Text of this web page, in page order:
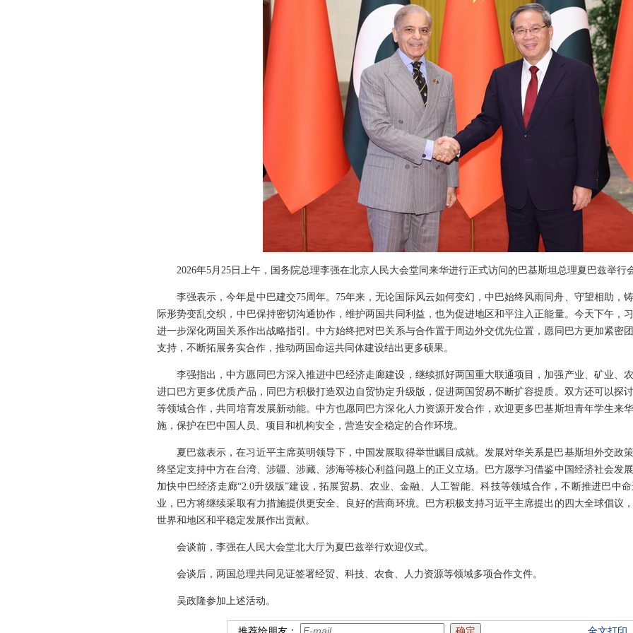
2026年5月25日上午，国务院总理李强在北京人民大会堂同来华进行正式访问的巴基斯坦总理夏巴兹举行
李强表示，今年是中巴建交75周年。75年来，无论国际风云如何变幻，中巴始终风雨同舟、守望相助，
际形势变乱交织，中巴保持密切沟通协作，维护两国共同利益，也为促进地区和平注入正能量。今天下午，
进一步深化两国关系作出战略指引。中方始终把对巴关系与合作置于周边外交优先位置，愿同巴方更加紧密
支持，不断拓展务实合作，推动两国命运共同体建设结出更多硕果。
李强指出，中方愿同巴方深入推进中巴经济走廊建设，继续抓好两国重大联通项目，加强产业、矿业、
进口巴方更多优质产品，同巴方积极打造双边自贸协定升级版，促进两国贸易不断扩容提质。双方还可以探
等领域合作，共同培育发展新动能。中方也愿同巴方深化人力资源开发合作，欢迎更多巴基斯坦青年学生来
施，保护在巴中国人员、项目和机构安全，营造安全稳定的合作环境。
夏巴兹表示，在习近平主席英明领导下，中国发展取得举世瞩目成就。发展对华关系是巴基斯坦外交政
终坚定支持中方在台湾、涉疆、涉藏、涉海等核心利益问题上的正义立场。巴方愿学习借鉴中国经济社会发
加快中巴经济走廊“2.0升级版”建设，拓展贸易、农业、金融、人工智能、科技等领域合作，不断推进巴中
业，巴方将继续采取有力措施提供更安全、良好的营商环境。巴方积极支持习近平主席提出的四大全球倡议
世界和地区和平稳定发展作出贡献。
会谈前，李强在人民大会堂北大厅为夏巴兹举行欢迎仪式。
会谈后，两国总理共同见证签署经贸、科技、农食、人力资源等领域多项合作文件。
吴政隆参加上述活动。